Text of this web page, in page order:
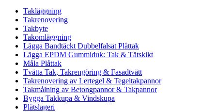
Takläggning
Takrenovering
Takbyte
Takomläggning
Lägga Bandtäckt Dubbelfalsat Plåttak
Lägga EPDM Gummiduk: Tak & Tätskikt
Måla Plåttak
Tvätta Tak, Takrengöring & Fasadtvätt
Takrenovering av Lertegel & Tegeltakpannor
Takmålning av Betongpannor & Takpannor
Bygga Takkupa & Vindskupa
Plåtslageri